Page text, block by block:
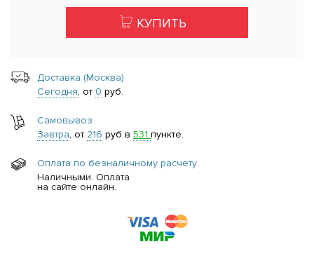
КУПИТЬ
Доставка (Москва)
Сегодня, от 0 руб.
Самовывоз
Завтра, от 216 руб в 531 пункте.
Оплата по безналичному расчету
Наличными. Оплата
на сайте онлайн.